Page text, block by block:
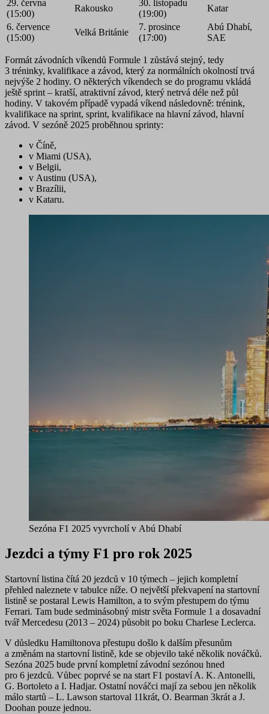
29. června
(15:00)
Rakousko
30. listopadu
(19:00)
Katar
6. července
(15:00)
Velká Británie
7. prosince
(17:00)
Abú Dhabí,
SAE
Formát závodních víkendů Formule 1 zůstává stejný, tedy
3 tréninky, kvalifikace a závod, který za normálních okolností trvá
nejvýše 2 hodiny. O některých víkendech se do programu vkládá
ještě sprint – kratší, atraktivní závod, který netrvá déle než půl
hodiny. V takovém případě vypadá víkend následovně: trénink,
kvalifikace na sprint, sprint, kvalifikace na hlavní závod, hlavní
závod. V sezóně 2025 proběhnou sprinty:
v Číně,
v Miami (USA),
v Belgii,
v Austinu (USA),
v Brazílii,
v Kataru.
Sezóna F1 2025 vyvrcholí v Abú Dhabí
Jezdci a týmy F1 pro rok 2025
Startovní listina čítá 20 jezdců v 10 týmech – jejich kompletní
přehled naleznete v tabulce níže. O největší překvapení na startovní
listině se postaral Lewis Hamilton, a to svým přestupem do týmu
Ferrari. Tam bude sedminásobný mistr světa Formule 1 a dosavadní
tvář Mercedesu (2013 – 2024) působit po boku Charlese Leclerca.
V důsledku Hamiltonova přestupu došlo k dalším přesunům
a změnám na startovní listině, kde se objevilo také několik nováčků.
Sezóna 2025 bude první kompletní závodní sezónou hned
pro 6 jezdců. Vůbec poprvé se na start F1 postaví A. K. Antonelli,
G. Bortoleto a I. Hadjar. Ostatní nováčci mají za sebou jen několik
málo startů – L. Lawson startoval 11krát, O. Bearman 3krát a J.
Doohan pouze jednou.